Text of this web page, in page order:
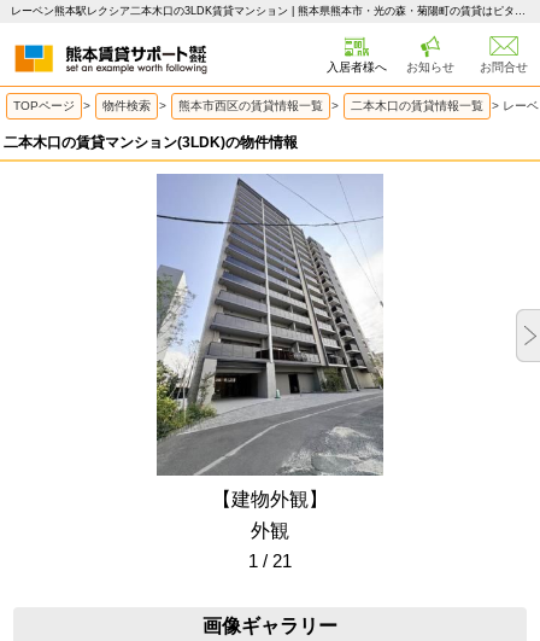
レーベン熊本駅レクシア二本木口の3LDK賃貸マンション | 熊本県熊本市・光の森・菊陽町の賃貸はピタットハウス 熊本賃貸サポート
入居者様へ お知らせ お問合せ
TOPページ > 物件検索 > 熊本市西区の賃貸情報一覧 > 二本木口の賃貸情報一覧 > レー
二本木口の賃貸マンション(3LDK)の物件情報
【建物外観】
外観
1 / 21
画像ギャラリー